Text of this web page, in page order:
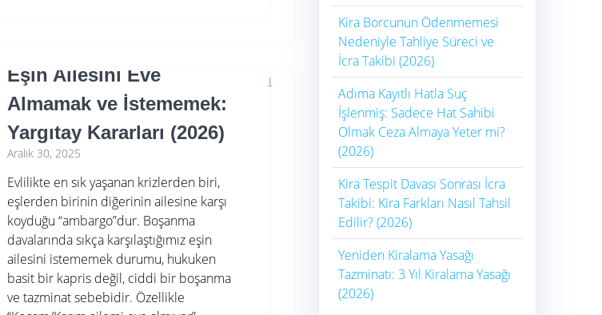
Eşin Ailesini Eve
Almamak ve İstememek:
Yargıtay Kararları (2026)
Aralık 30, 2025
Evlilikte en sık yaşanan krizlerden biri,
eşlerden birinin diğerinin ailesine karşı
koyduğu “ambargo”dur. Boşanma
davalarında sıkça karşılaştığımız eşin
ailesini istememek durumu, hukuken
basit bir kapris değil, ciddi bir boşanma
ve tazminat sebebidir. Özellikle
Kira Borcunun Ödenmemesi
Nedeniyle Tahliye Süreci ve
İcra Takibi (2026)
Adıma Kayıtlı Hatla Suç
İşlenmiş: Sadece Hat Sahibi
Olmak Ceza Almaya Yeter mi?
(2026)
Kira Tespit Davası Sonrası İcra
Takibi: Kira Farkları Nasıl Tahsil
Edilir? (2026)
Yeniden Kiralama Yasağı
Tazminatı: 3 Yıl Kiralama Yasağı
(2026)